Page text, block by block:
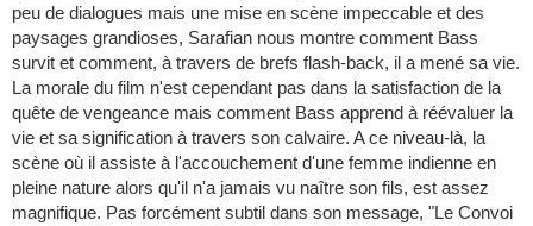
peu de dialogues mais une mise en scène impeccable et des
paysages grandioses, Sarafian nous montre comment Bass
survit et comment, à travers de brefs flash-back, il a mené sa vie.
La morale du film n'est cependant pas dans la satisfaction de la
quête de vengeance mais comment Bass apprend à réévaluer la
vie et sa signification à travers son calvaire. A ce niveau-là, la
scène où il assiste à l'accouchement d'une femme indienne en
pleine nature alors qu'il n'a jamais vu naître son fils, est assez
magnifique. Pas forcément subtil dans son message, "Le Convoi